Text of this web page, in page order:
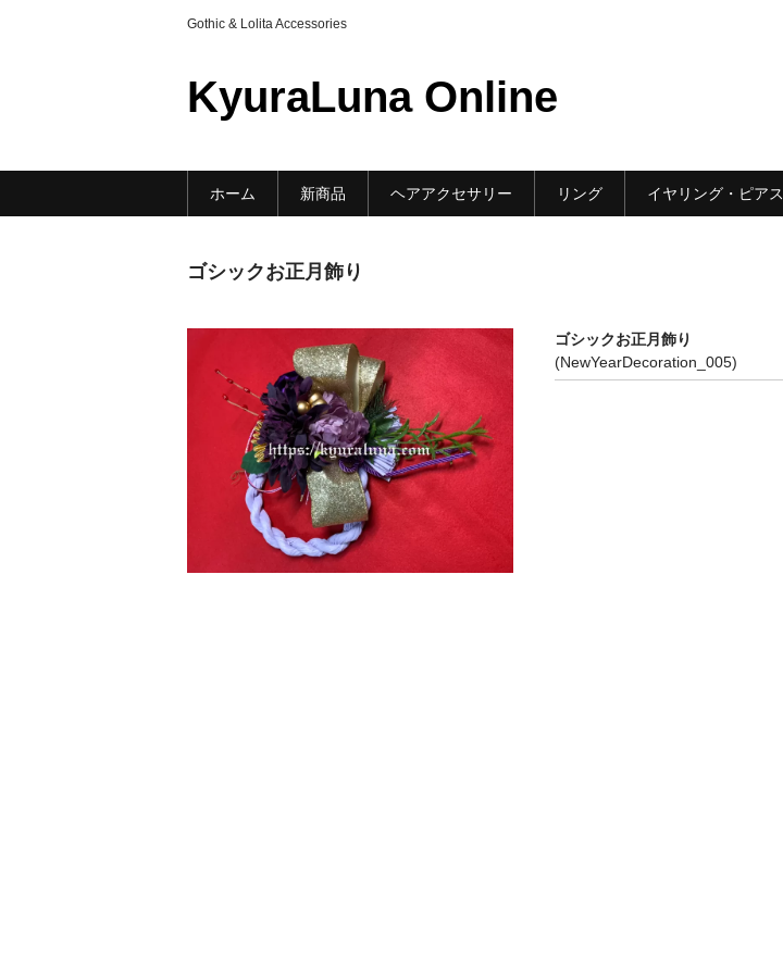
Gothic & Lolita Accessories
KyuraLuna Online
ホーム 新商品 ヘアアクセサリー リング イヤリング・ピアス
ゴシックお正月飾り
ゴシックお正月飾り
(NewYearDecoration_005)